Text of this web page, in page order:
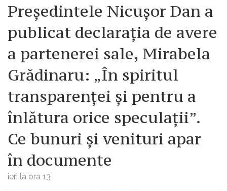
Președintele Nicușor Dan a
publicat declarația de avere
a partenerei sale, Mirabela
Grădinaru: „În spiritul
transparenței și pentru a
înlătura orice speculații”.
Ce bunuri și venituri apar
în documente
ieri la ora 13